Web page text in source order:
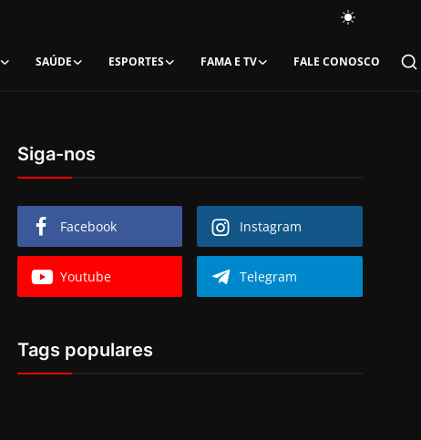
SAÚDE ESPORTES FAMA E TV FALE CONOSCO
Siga-nos
Facebook Instagram
Youtube Telegram
Tags populares